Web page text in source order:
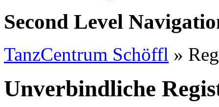
Second Level
TanzCentrum Schöffl »
Unverbindliche